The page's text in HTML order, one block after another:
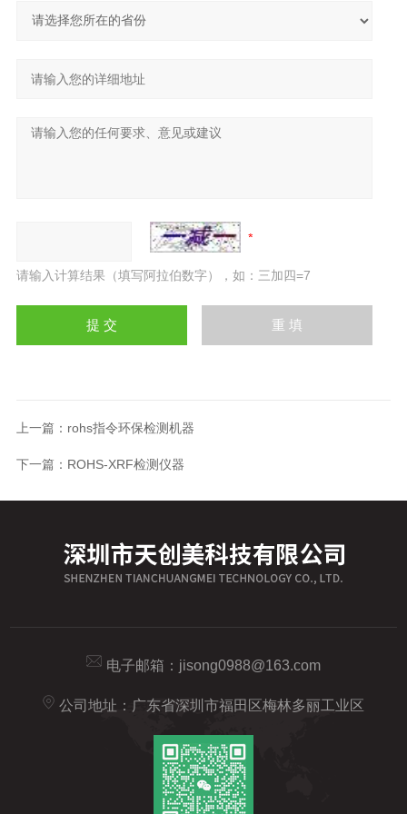
请输入计算结果（填写阿拉伯数字），如：三加四=7
上一篇： rohs指令环保检测机器
下一篇： ROHS-XRF检测仪器
电子邮箱： jisong0988@163.com
公司地址：广东省深圳市福田区梅林多丽工业区